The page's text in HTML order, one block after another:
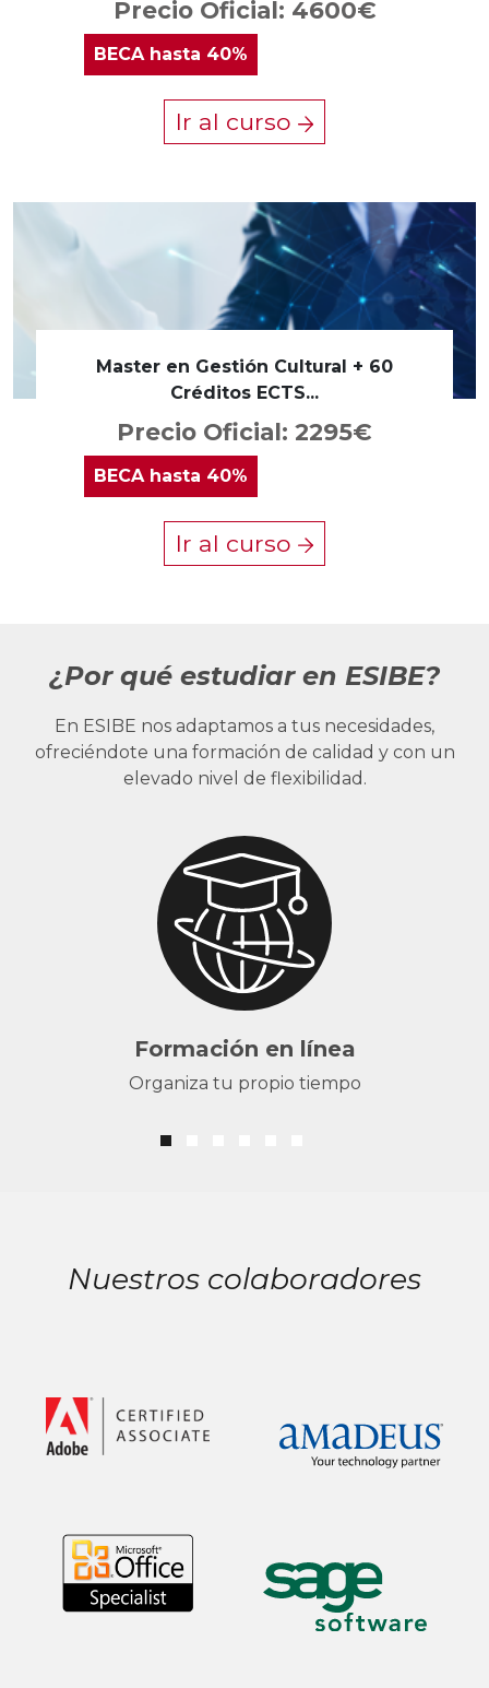
Precio Oficial: 4600€
BECAhasta 40%
Ir al curso
Master en Gestión Cultural + 60
Créditos ECTS...
Precio Oficial: 2295€
BECA hasta 40%
Ir al curso
¿Por qué estudiar en ESIBE?
En ESIBE nos adaptamos a tus necesidades,
ofreciéndote una formación de calidad y con un
elevado nivel de flexibilidad.
Formación en línea
Organiza tu propio tiempo
Nuestros colaboradores